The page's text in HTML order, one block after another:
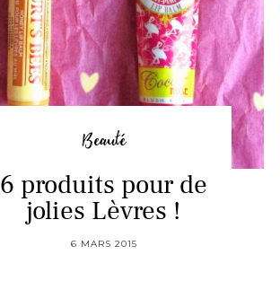
Beauté
6 produits pour de
jolies Lèvres !
6 MARS 2015